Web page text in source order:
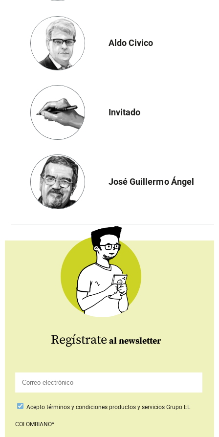
Aldo Civico
Invitado
José Guillermo Ángel
Regístrate al newsletter
Aceptotérminos y condiciones productos y serviciosGrupo EL
COLOMBIANO*